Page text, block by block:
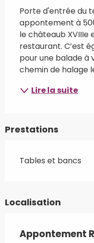
Porte d'entrée du
appontement à
le châteaub XVIIIe
restaurant. C’est
pour une balade à
chemin de halage
Lire la suite
Prestations
Tables et bancs
Localisation
Appontement